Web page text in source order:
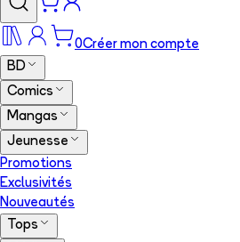
0Créer mon compte
BD
Comics
Mangas
Jeunesse
Promotions
Exclusivités
Nouveautés
Tops